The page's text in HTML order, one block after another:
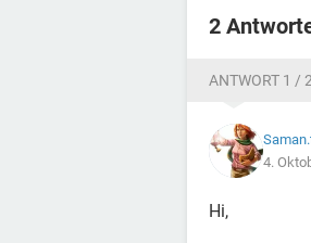
2
ANTWORT 1 / 2
4.
Hi,